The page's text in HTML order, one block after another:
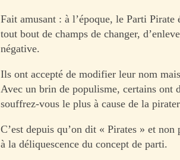
Fait amusant : à l’époque, le Parti
tout bout de champs de changer,
négative.
Ils ont accepté de modifier leur nom
Avec un brin de populisme, certains ont
souffrez-vous le plus à cause de la
C’est depuis qu’on dit « Pirates » et
à la déliquescence du concept de parti.